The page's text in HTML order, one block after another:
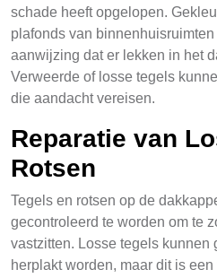
schade heeft opgelopen.
plafonds van
aanwijzing dat er lekken in het
Verweerde of losse tegels
die aandacht vereisen.
Reparatie van
Rotsen
Tegels en rotsen op de
gecontroleerd te worden om te
vastzitten. Losse tegels kunnen
herplakt worden, maar dit is